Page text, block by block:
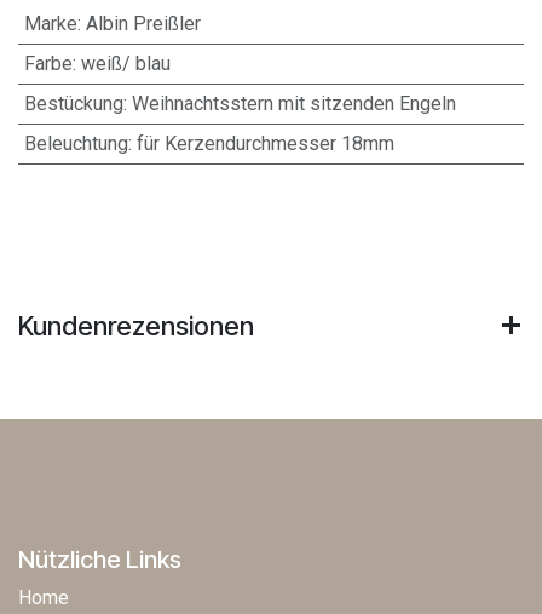
Marke: Albin Preißler
Farbe: weiß/ blau
Bestückung: Weihnachtsstern mit sitzenden Engeln
Beleuchtung: für Kerzendurchmesser 18mm
Kundenrezensionen
Nützliche Links
Home